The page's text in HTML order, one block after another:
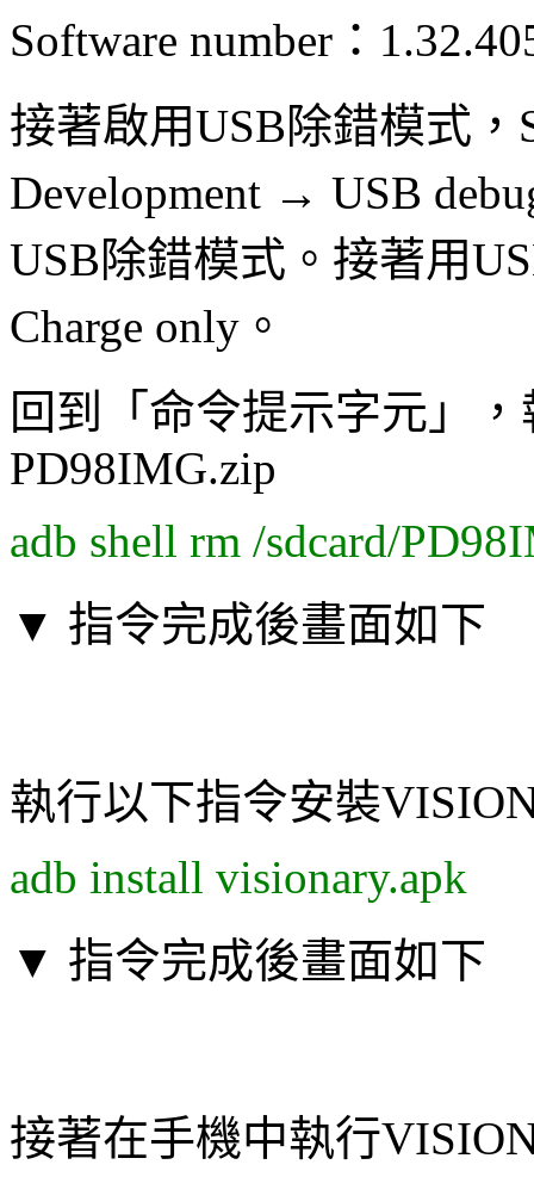
Software number：
接著啟用USB除錯模式
Development → USB
USB除錯模式。接著用
Charge only。
回到「命令提示字元」
PD98IMG.zip
adb shell rm /sdcard/
▼ 指令完成後畫面如下
執行以下指令安裝
adb install visionary.apk
▼ 指令完成後畫面如下
接著在手機中執行